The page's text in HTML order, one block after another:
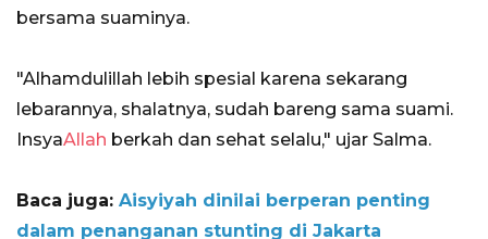
bersama suaminya.
"Alhamdulillah lebih spesial karena sekarang
lebarannya, shalatnya, sudah bareng sama suami.
InsyaAllah berkah dan sehat selalu," ujar Salma.
Baca juga: Aisyiyah dinilai berperan penting
dalam penanganan stunting di Jakarta